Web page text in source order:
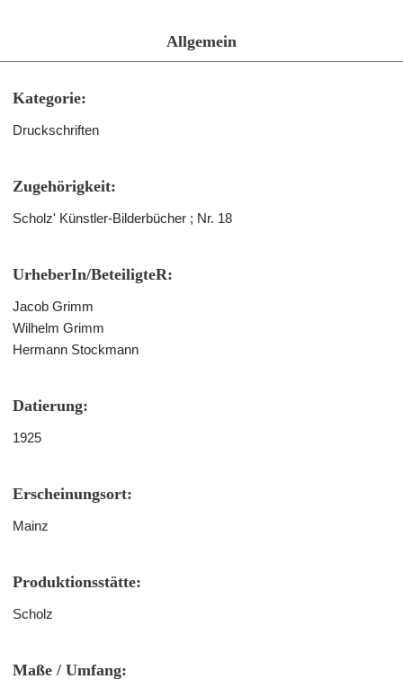
Allgemein
Kategorie:
Druckschriften
Zugehörigkeit:
Scholz' Künstler-Bilderbücher ; Nr. 18
UrheberIn/BeteiligteR:
Jacob Grimm
Wilhelm Grimm
Hermann Stockmann
Datierung:
1925
Erscheinungsort:
Mainz
Produktionsstätte:
Scholz
Maße / Umfang: